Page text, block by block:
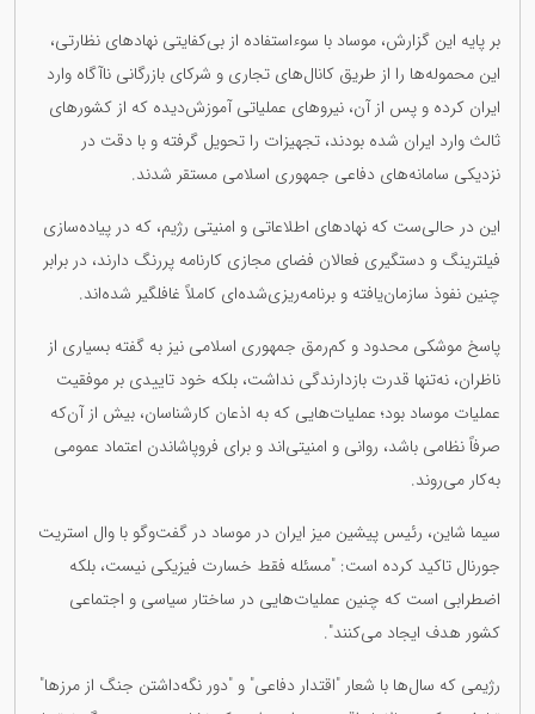
بر پایه این گزارش، موساد با سوءاستفاده از بی‌کفایتی نهادهای نظارتی،
این محموله‌ها را از طریق کانال‌های تجاری و شرکای بازرگانی ناآگاه وارد
ایران کرده و پس از آن، نیروهای عملیاتی آموزش‌دیده که از کشورهای
ثالث وارد ایران شده بودند، تجهیزات را تحویل گرفته و با دقت در
نزدیکی سامانه‌های دفاعی جمهوری اسلامی مستقر شدند.
این در حالی‌ست که نهادهای اطلاعاتی و امنیتی رژیم، که در پیاده‌سازی
فیلترینگ و دستگیری فعالان فضای مجازی کارنامه پررنگ دارند، در برابر
چنین نفوذ سازمان‌یافته و برنامه‌ریزی‌شده‌ای کاملاً غافلگیر شده‌اند.
پاسخ موشکی محدود و کم‌رمق جمهوری اسلامی نیز به گفته بسیاری از
ناظران، نه‌تنها قدرت بازدارندگی نداشت، بلکه خود تاییدی بر موفقیت
عملیات موساد بود؛ عملیات‌هایی که به اذعان کارشناسان، بیش از آن‌که
صرفاً نظامی باشد، روانی و امنیتی‌اند و برای فروپاشاندن اعتماد عمومی
به‌کار می‌روند.
سیما شاین، رئیس پیشین میز ایران در موساد در گفت‌وگو با وال‌ استریت
جورنال تاکید کرده است: "مسئله فقط خسارت فیزیکی نیست، بلکه
اضطرابی است که چنین عملیات‌هایی در ساختار سیاسی و اجتماعی
کشور هدف ایجاد می‌کنند".
رژیمی که سال‌ها با شعار "اقتدار دفاعی" و "دور نگه‌داشتن جنگ از مرزها"